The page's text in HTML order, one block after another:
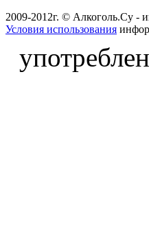
2009-2012г. © Алкоголь.Су -
Условия использования